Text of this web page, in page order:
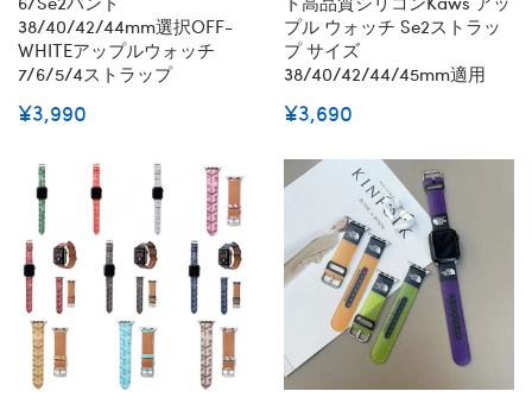
38/40/42/44mm選択OFF-
WHITEアップルウォッチ
7/6/5/4ストラップ
¥3,990
プル ウォッチ Se2ストラッ
プ サイズ
38/40/42/44/45mm適用
¥3,690